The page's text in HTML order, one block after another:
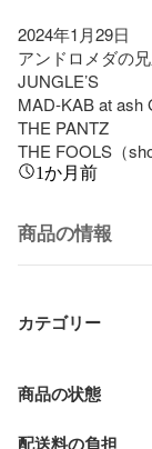
2024年1月29日
アンドロメダの
JUNGLE’S
MAD-KAB at ash
THE PANTZ
THE FOOLS（
1か月前
商品の情報
カテゴリー
商品の状態
配送料の負担